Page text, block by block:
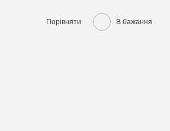
Порівняти В бажання